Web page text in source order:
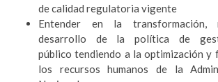
de calidad regulatoria vigente
Entender en la transformación,
desarrollo de la política de
público tendiendo a la optimización y
los recursos humanos de la